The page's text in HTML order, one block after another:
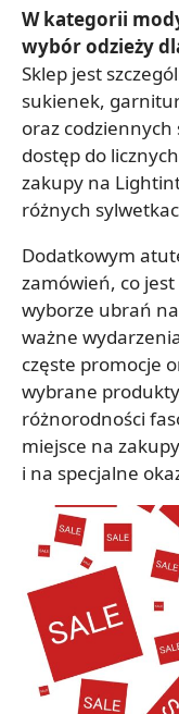
W kategorii
wybór odzieży
Sklep jest
sukienek,
oraz codziennych
dostęp do
zakupy na
różnych
Dodatkowym
zamówień, co
wyborze ubrań
ważne
częste promocje
wybrane
różnorodności
miejsce na
i na specjalne